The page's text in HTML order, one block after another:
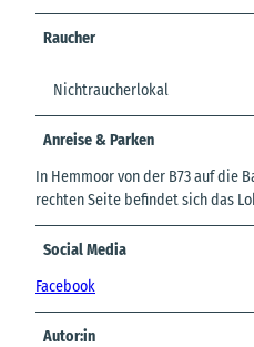
Raucher
Nichtraucherlokal
Anreise & Parken
In Hemmoor von der B73 auf die
rechten Seite befindet sich das
Social Media
Facebook
Autor:in